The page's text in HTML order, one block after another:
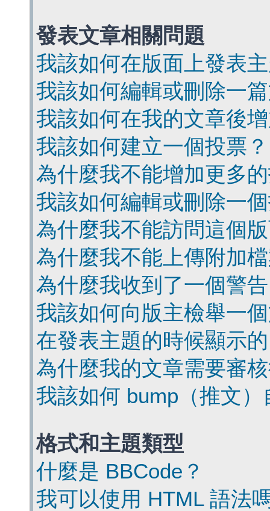
發表文章相關問題
我該如何在版面上發表
我該如何編輯或刪除一
我該如何在我的文章後
我該如何建立一個投票？
為什麼我不能增加更多
我該如何編輯或刪除一
為什麼我不能訪問這個
為什麼我不能上傳附加
為什麼我收到了一個警
我該如何向版主檢舉一
在發表主題的時候顯示
為什麼我的文章需要審
我該如何 bump（推文
格式和主題類型
什麼是 BBCode？
我可以使用 HTML 語法